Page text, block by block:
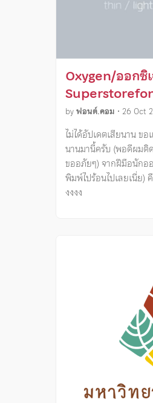
Oxygen/ออกซิ
byฟอนต์.คอม • 26 Oct
ไม่ได้อัปเดตเสียนาน ข
นานมานี้ครับ (พอดีผมติ
ขออภัยๆ) จากฝีมือนักอ
พิมพ์ไปร้อนไปเลยเนี่ย)
งงงง